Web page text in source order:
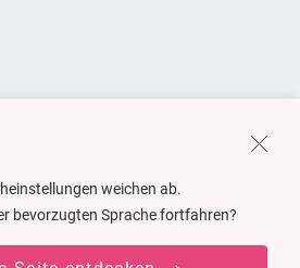
weichen ab.
bevorzugten Sprache fortfahren?